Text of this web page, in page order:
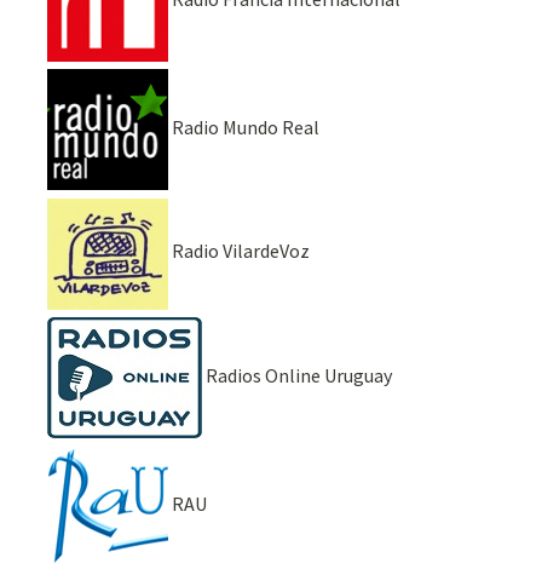
Radio Mundo Real
Radio VilardeVoz
Radios Online Uruguay
RAU